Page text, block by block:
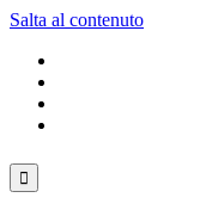
Salta al contenuto